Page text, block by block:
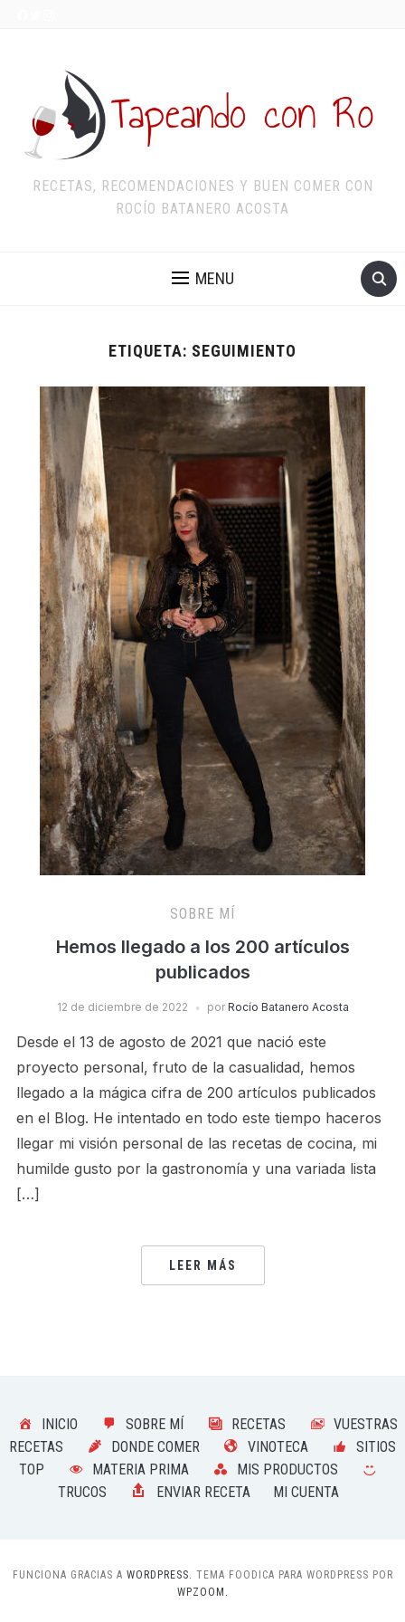
RECETAS, RECOMENDACIONES Y BUEN COMER CON
ROCÍO BATANERO ACOSTA
MENU
ETIQUETA: SEGUIMIENTO
SOBRE MÍ
Hemos llegado a los 200 artículos
publicados
12 de diciembre de 2022 por Rocío Batanero Acosta
Desde el 13 de agosto de 2021 que nació este
proyecto personal, fruto de la casualidad, hemos
llegado a la mágica cifra de 200 artículos publicados
en el Blog. He intentado en todo este tiempo haceros
llegar mi visión personal de las recetas de cocina, mi
humilde gusto por la gastronomía y una variada lista
[…]
LEER MÁS
INICIO SOBRE MÍ RECETAS
VUESTRAS
RECETAS
DONDE COMER VINOTECA
SITIOS
TOP
MATERIA PRIMA
MIS PRODUCTOS
TRUCOS
ENVIAR RECETA MI CUENTA
FUNCIONA GRACIAS A WORDPRESS. TEMA FOODICA PARA WORDPRESS POR
WPZOOM.